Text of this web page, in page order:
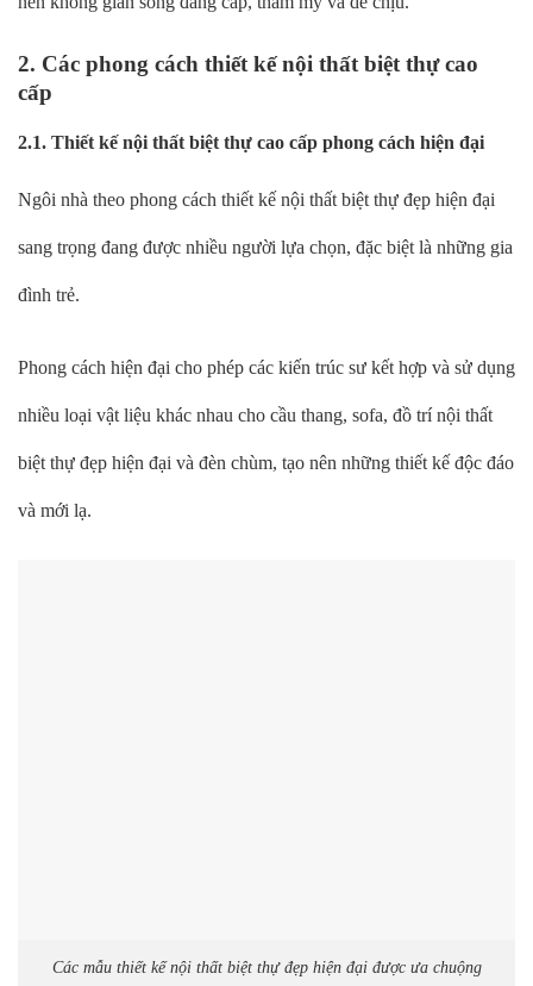
2. Các phong cách thiết kế nội thất biệt thự cao
cấp
2.1. Thiết kế nội thất biệt thự cao cấp phong cách hiện đại
Ngôi nhà theo phong cách thiết kế nội thất biệt thự đẹp hiện đại
sang trọng đang được nhiều người lựa chọn, đặc biệt là những gia
đình trẻ.
Phong cách hiện đại cho phép các kiến trúc sư kết hợp và sử dụng
nhiều loại vật liệu khác nhau cho cầu thang, sofa, đồ trí nội thất
biệt thự đẹp hiện đại và đèn chùm, tạo nên những thiết kế độc đáo
và mới lạ.
Các mẫu thiết kế nội thất biệt thự đẹp hiện đại được ưa chuộng